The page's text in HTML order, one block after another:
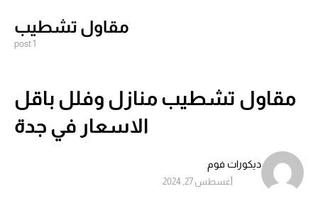
مقاول تشطيب
1 post
مقاول تشطيب منازل وفلل باقل
الاسعار في جدة
ديكورات فوم
أغسطس 27, 2024